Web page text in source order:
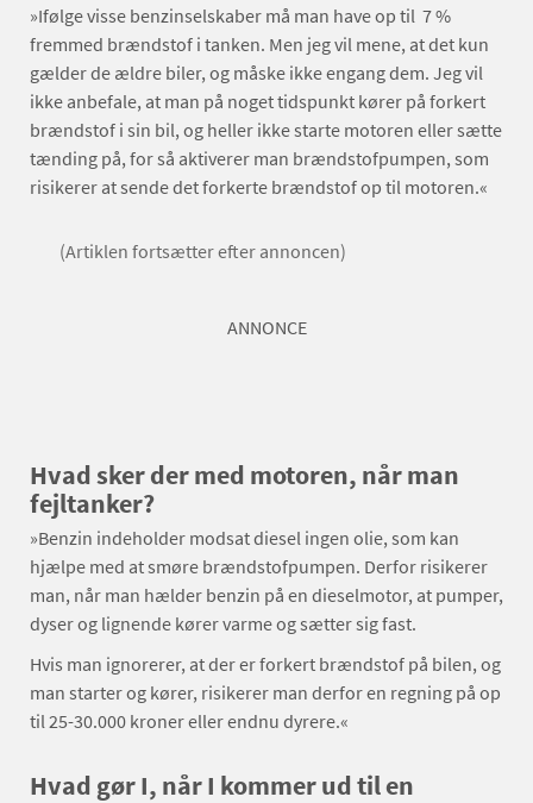
»Ifølge visse benzinselskaber må man have op til 7 %
fremmed brændstof i tanken. Men jeg vil mene, at det kun
gælder de ældre biler, og måske ikke engang dem. Jeg vil
ikke anbefale, at man på noget tidspunkt kører på forkert
brændstof i sin bil, og heller ikke starte motoren eller sætte
tænding på, for så aktiverer man brændstofpumpen, som
risikerer at sende det forkerte brændstof op til motoren.«
(Artiklen fortsætter efter annoncen)
ANNONCE
Hvad sker der med motoren, når man
fejltanker?
»Benzin indeholder modsat diesel ingen olie, som kan
hjælpe med at smøre brændstofpumpen. Derfor risikerer
man, når man hælder benzin på en dieselmotor, at pumper,
dyser og lignende kører varme og sætter sig fast.
Hvis man ignorerer, at der er forkert brændstof på bilen, og
man starter og kører, risikerer man derfor en regning på op
til 25-30.000 kroner eller endnu dyrere.«
Hvad gør I, når I kommer ud til en